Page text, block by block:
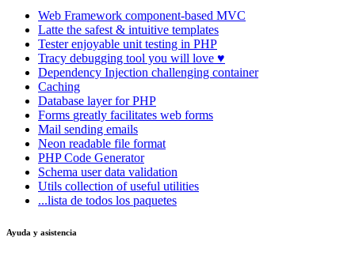
Web Framework component-based MVC
Latte the safest & intuitive templates
Testerenjoyable unit testing in PHP
Tracy debugging tool you will love ♥
Dependency Injection challenging container
Caching
Database layer for PHP
Forms greatly facilitates web forms
Mail sending emails
Neon readable file format
PHP Code Generator
Schema user data validation
Utils collection of useful utilities
...lista de todos los paquetes
Ayuda y asistencia